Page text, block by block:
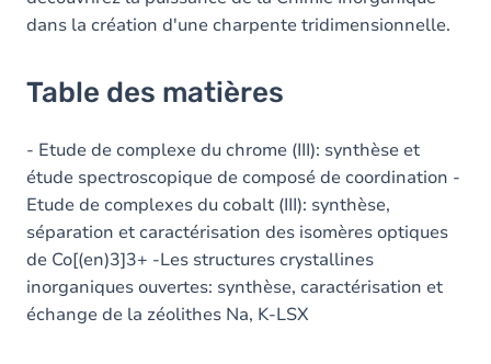
dans la création d'une charpente tridimensionnelle.
Table des matières
- Etude de complexe du chrome (III): synthèse et
étude spectroscopique de composé de coordination -
Etude de complexes du cobalt (III): synthèse,
séparation et caractérisation des isomères optiques
de Co[(en)3]3+ -Les structures crystallines
inorganiques ouvertes: synthèse, caractérisation et
échange de la zéolithes Na, K-LSX